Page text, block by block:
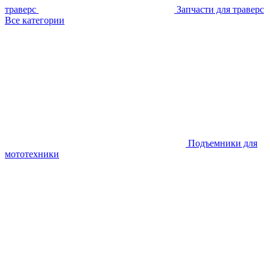
траверс
Запчасти для траверс
Все категории
Подъемники для
мототехники